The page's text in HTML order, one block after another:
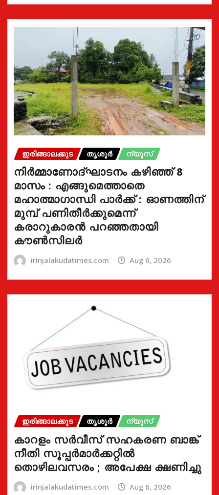
ഇരിങ്ങാലക്കുട തൃശൂർ ന്യൂസ്
നിർമ്മാണോദ്ഘാടനം കഴിഞ്ഞ് 8
മാസം : എങ്ങുമെത്താതെ
മഹാത്മാഗാന്ധി പാർക്ക് : ഓണത്തിന്
മുമ്പ് പണിതീർക്കുമെന്ന്
കരാറുകാരൻ പറഞ്ഞതായി
കൗൺസിലർ
irinjalakudatimes.com Aug 6, 2026
ഇരിങ്ങാലക്കുട തൃശൂർ ന്യൂസ്
കാറളം സർവീസ് സഹകരണ ബാങ്ക്
നീതി സൂപ്പർമാർക്കറ്റിൽ
തൊഴിലവസരം ; അപേക്ഷ ക്ഷണിച്ചു
irinjalakudatimes.com Aug 6, 2026